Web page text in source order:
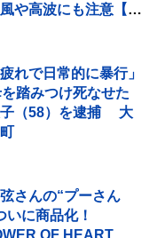
や高波にも注意【台
疲れで日常的に暴行」
踏みつけ死なせた
子（58）を逮捕 大
さんの“プーさん
いに商品化！
OF HEART